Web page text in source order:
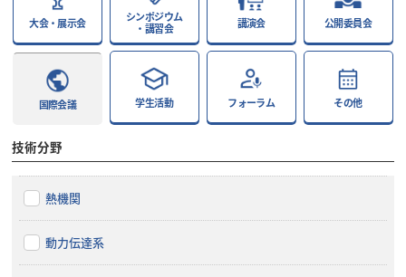
大会・展示会
シンポジウム
・講習会
講演会 公開委員会
国際会議 学生活動 フォーラム その他
技術分野
熱機関
動力伝達系